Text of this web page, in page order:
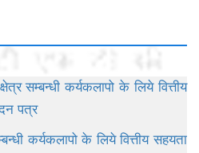
सम्बन्धी कर्यकलापो के लिये वित्तीय
पत्र
कर्यकलापो के लिये वित्तीय सहयता